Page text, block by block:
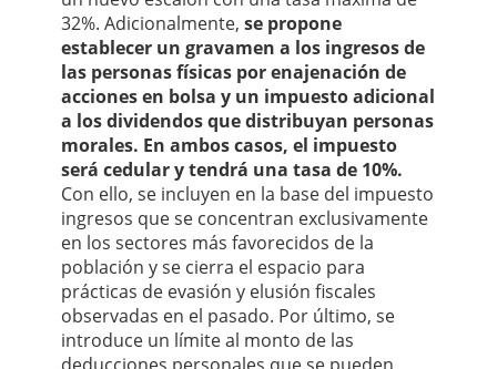
32%. Adicionalmente, se propone
establecer un gravamen a los ingresos de
las personas físicas por enajenación de
acciones en bolsa y un impuesto adicional
a los dividendos que distribuyan personas
morales. En ambos casos, el impuesto
será cedular y tendrá una tasa de 10%.
Con ello, se incluyen en la base del impuesto
ingresos que se concentran exclusivamente
en los sectores más favorecidos de la
población y se cierra el espacio para
prácticas de evasión y elusión fiscales
observadas en el pasado. Por último, se
introduce un límite al monto de las